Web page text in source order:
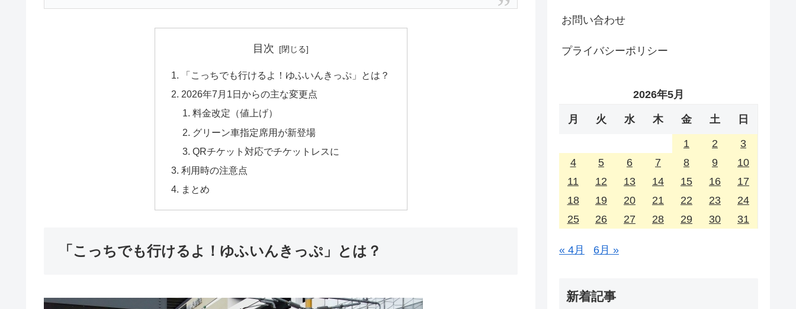
目次
「こっちでも行けるよ！ゆふいんきっぷ」とは？
2026年7月1日からの主な変更点
料金改定（値上げ）
グリーン車指定席用が新登場
QRチケット対応でチケットレスに
利用時の注意点
まとめ
「こっちでも行けるよ！ゆふいんきっぷ」とは？
お問い合わせ
プライバシーポリシー
2026年5月
月 火 水 木 金 土 日
1 2
3
4
5 6 7 8 9
10
11
12 13 14 15 16
17
18
19 20 21 22 23
24
25
26 27 28 29 30 31
« 4月 6月 »
新着記事